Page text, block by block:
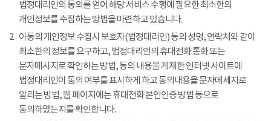
법정대리인의 동의를 얻어 해당 서비스 수행에 필요한 최소한의
개인정보를 수집하는 방법을 마련하고 있습니다.
2 아동의 개인정보 수집시 보호자(법정대리인) 등의 성명, 연락처와 같이
최소한의 정보를 요구하고, 법정대리인의 휴대전화 통화 또는
문자메시지로 확인하는 방법, 동의 내용을 게재한 인터넷 사이트에
법정대리인이 동의 여부를 표시하게 하고 동의내용을 문자메세지로
알리는 방법, 웹 페이지에는 휴대전화 본인인증 방법 등으로
동의하였는지를 확인합니다.